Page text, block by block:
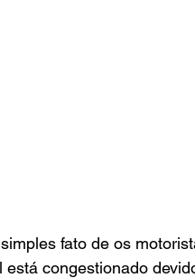
fato de os
congestionado